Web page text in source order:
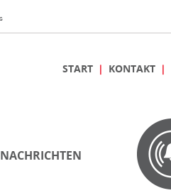
START KONTAKT
NACHRICHTEN